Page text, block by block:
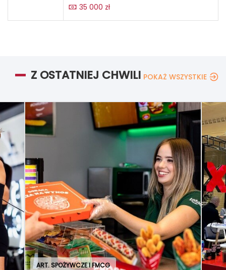
35 000 zł
Z OSTATNIEJ CHWILI POKAŻ WSZYSTKIE
ART. SPOŻYWCZE I FMCG